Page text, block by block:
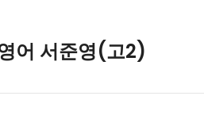
어 서준영(고2)